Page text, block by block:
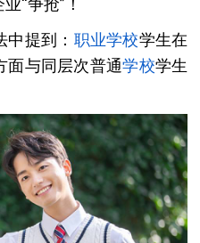
“争抢”！
提到： 职业学校学生在
面与同层次普通学校学生